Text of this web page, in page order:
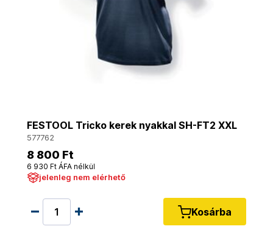
FESTOOL Tricko kerek nyakkal SH-FT2 XXL
577762
8 800 Ft
6 930 Ft ÁFA nélkül
jelenleg nem elérhető
Kosárba